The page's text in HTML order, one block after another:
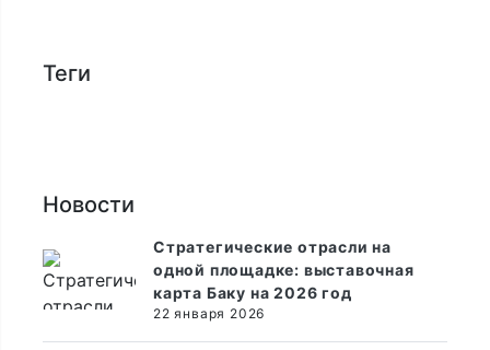
Теги
Новости
Стратегические отрасли на
одной площадке: выставочная
карта Баку на 2026 год
22 января 2026